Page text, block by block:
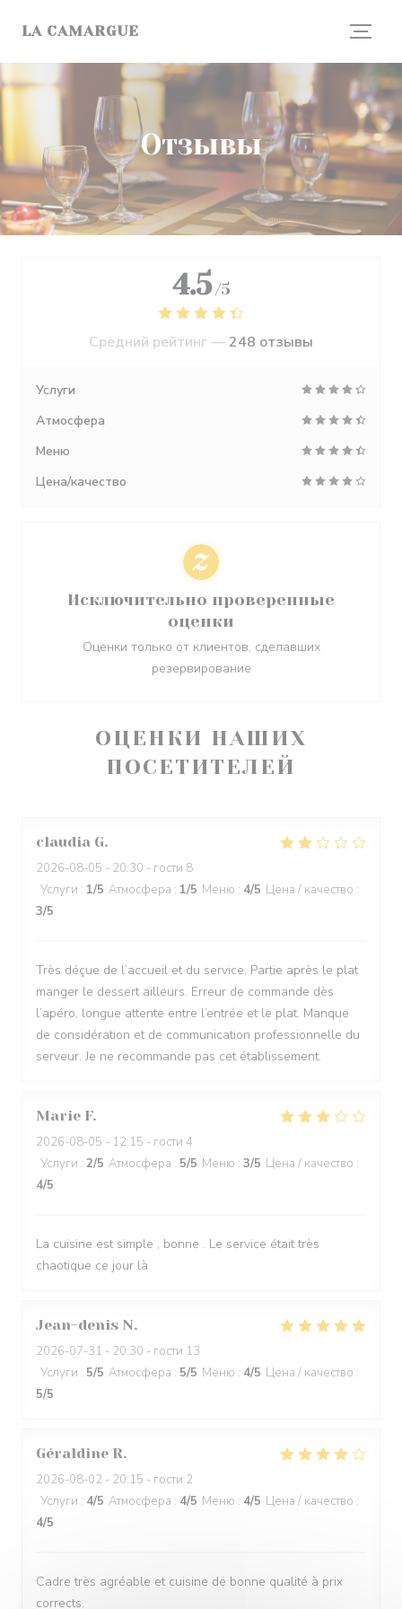
LA CAMARGUE
Отзывы
ОЦЕНКИ НАШИХ
ПОСЕТИТЕЛЕЙ
claudia G
2026-08-05 - 20:30 - гости 8
Услуги : 1/5 Атмосфера : 1/5 Меню : 4/5 Цена / качество :
3/5
Très déçue de l’accueil et du service. Partie après le plat
manger le dessert ailleurs. Erreur de commande dès
l’apéro, longue attente entre l’entrée et le plat. Manque
de considération et de communication professionnelle du
serveur. Je ne recommande pas cet établissement.
Marie F
2026-08-05 - 12:15 - гости 4
Услуги : 2/5 Атмосфера : 5/5 Меню : 3/5 Цена / качество :
4/5
La cuisine est simple , bonne . Le service était très
chaotique ce jour là
Jean-denis N
2026-07-31 - 20:30 - гости 13
Услуги : 5/5 Атмосфера : 5/5 Меню : 4/5 Цена / качество :
5/5
Géraldine R
2026-08-02 - 20:15 - гости 2
Услуги : 4/5 Атмосфера : 4/5 Меню : 4/5 Цена / качество :
4/5
Cadre très agréable et cuisine de bonne qualité à prix
corrects.
4.5 /5
Средний рейтинг —248 отзывы
Услуги
Атмосфера
Меню
Цена/качество
Исключительно проверенные
оценки
Оценки только от клиентов, сделавших
резервирование